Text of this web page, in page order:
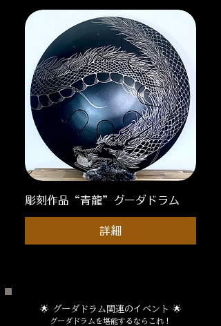
彫刻作品“青龍”グーダドラム
詳細
🌟 グーダドラム関連のイベント 🌟
グーダドラムを堪能するならこれ！